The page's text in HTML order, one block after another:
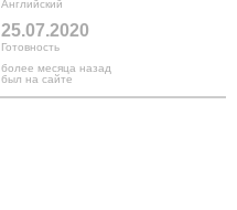
Английский
25.07.2020
Готовность
более месяца назад
был на сайте